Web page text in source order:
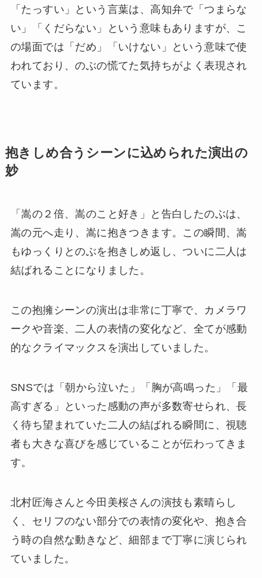
「たっすい」という言葉は、高知弁で「つまらな
い」「くだらない」という意味もありますが、こ
の場面では「だめ」「いけない」という意味で使
われており、のぶの慌てた気持ちがよく表現され
ています。
抱きしめ合うシーンに込められた演出の
妙
「嵩の２倍、嵩のこと好き」と告白したのぶは、
嵩の元へ走り、嵩に抱きつきます。この瞬間、嵩
もゆっくりとのぶを抱きしめ返し、ついに二人は
結ばれることになりました。
この抱擁シーンの演出は非常に丁寧で、カメラワ
ークや音楽、二人の表情の変化など、全てが感動
的なクライマックスを演出していました。
SNSでは「朝から泣いた」「胸が高鳴った」「最
高すぎる」といった感動の声が多数寄せられ、長
く待ち望まれていた二人の結ばれる瞬間に、視聴
者も大きな喜びを感じていることが伝わってきま
す。
北村匠海さんと今田美桜さんの演技も素晴らし
く、セリフのない部分での表情の変化や、抱き合
う時の自然な動きなど、細部まで丁寧に演じられ
ていました。